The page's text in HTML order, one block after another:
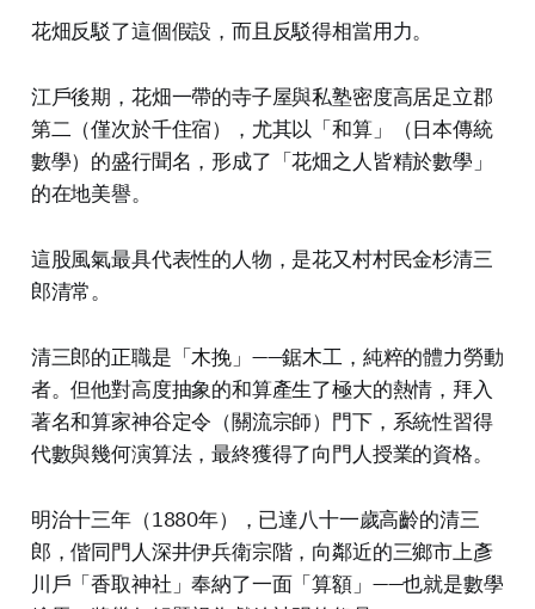
花畑反駁了這個假設，而且反駁得相當用力。
江戶後期，花畑一帶的寺子屋與私塾密度高居足立郡
第二（僅次於千住宿），尤其以「和算」（日本傳統
數學）的盛行聞名，形成了「花畑之人皆精於數學」
的在地美譽。
這股風氣最具代表性的人物，是花又村村民金杉清三
郎清常。
清三郎的正職是「木挽」——鋸木工，純粹的體力勞動
者。但他對高度抽象的和算產生了極大的熱情，拜入
著名和算家神谷定令（關流宗師）門下，系統性習得
代數與幾何演算法，最終獲得了向門人授業的資格。
明治十三年（1880年），已達八十一歲高齡的清三
郎，偕同門人深井伊兵衛宗階，向鄰近的三鄉市上彥
川戶「香取神社」奉納了一面「算額」——也就是數學